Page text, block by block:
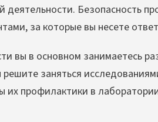
деятельности. Безопасность
за которые вы несете
вы в основном занимаетесь
заняться
их профилактики в